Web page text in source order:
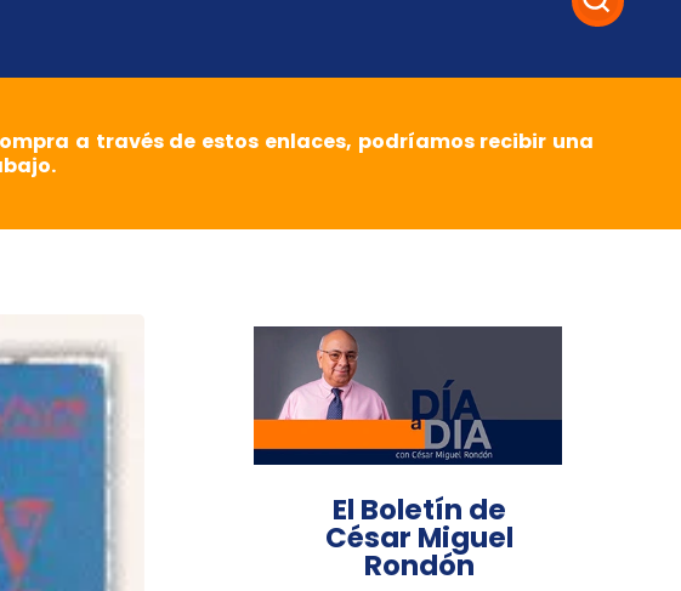
a través de estos enlaces, podríamos recibir una
El Boletín de
César Miguel
Rondón